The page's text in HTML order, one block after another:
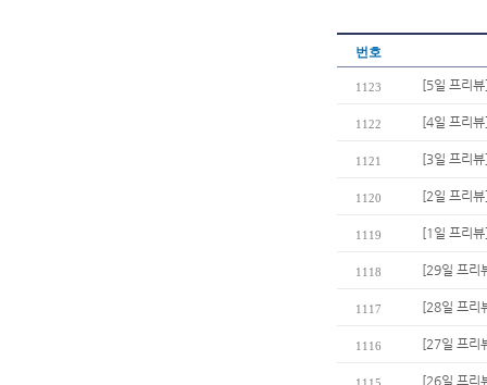
번호
1123 [5일 프리
1122 [4일 프리
1121 [3일 프리
1120 [2일 프리
1119 [1일 프리
1118 [29일 프리
1117 [28일 프리
1116 [27일 프리
[26일 프리